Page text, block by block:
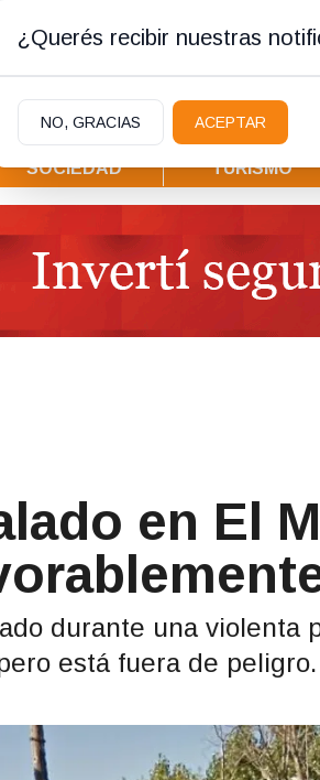
la Angostura
SOCIEDAD TURISMO
en El
durante una violenta
está fuera de peligro.
¿Querés recibir nuestras
NO, GRACIAS ACEPTAR